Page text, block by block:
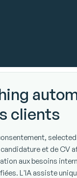
clients
et de CV
aux besoins
L'IA assiste